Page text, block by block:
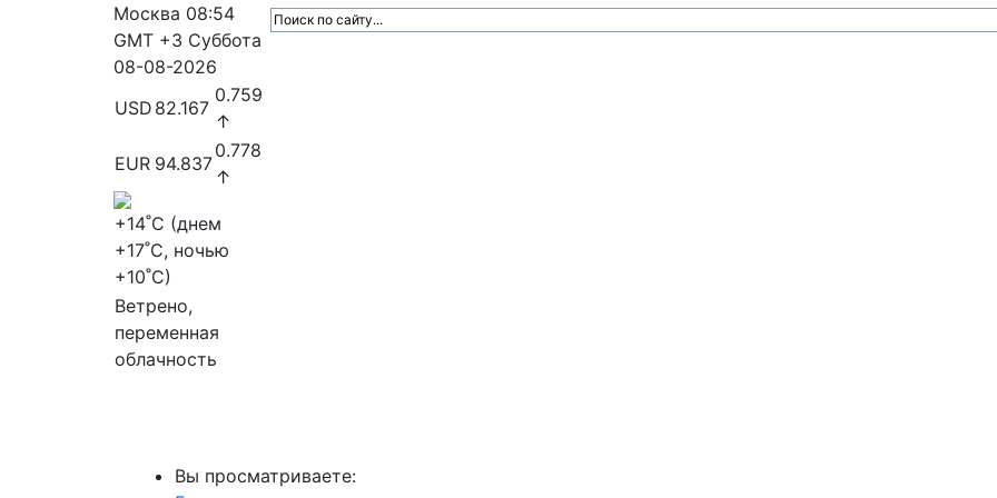
Москва 08:54
GMT +3 Суббота
08-08-2026
USD 82.167
0.759
↑
EUR 94.837
0.778
↑
+14˚C (днем
+17˚C, ночью
+10˚C)
Ветрено,
переменная
облачность
Вы просматриваете: